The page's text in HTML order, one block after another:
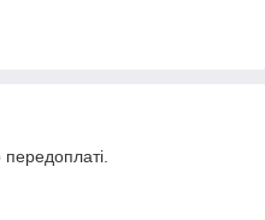
передоплаті.